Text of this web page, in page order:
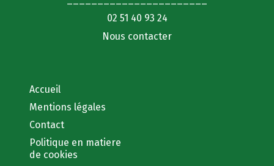
02 51 40 93 24
Nous contacter
Accueil
Mentions légales
Contact
Politique en matiere
de cookies